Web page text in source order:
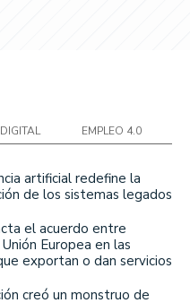
EMPLEO 4.0
artificial redefine la
de los sistemas legados
el acuerdo entre
Europea en las
exportan o dan servicios
creó un monstruo de